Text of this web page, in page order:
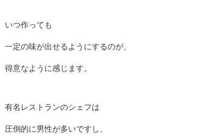
いつ作っても
一定の味が出せるようにするのが、
得意なように感じます。
有名レストランのシェフは
圧倒的に男性が多いですし、